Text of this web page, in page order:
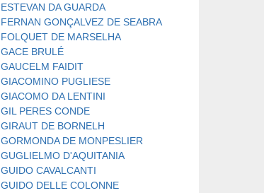
ESTEVAN DA GUARDA
FERNAN GONÇALVEZ DE SEABRA
FOLQUET DE MARSELHA
GACE BRULÉ
GAUCELM FAIDIT
GIACOMINO PUGLIESE
GIACOMO DA LENTINI
GIL PERES CONDE
GIRAUT DE BORNELH
GORMONDA DE MONPESLIER
GUGLIELMO D'AQUITANIA
GUIDO CAVALCANTI
GUIDO DELLE COLONNE